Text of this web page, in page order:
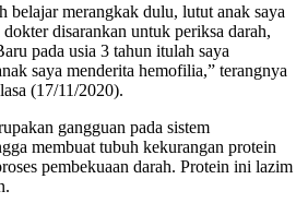
belajar merangkak dulu, lutut anak saya
disarankan untuk periksa darah,
pada usia 3 tahun itulah saya
saya menderita hemofilia,” terangnya
(17/11/2020).
gangguan pada sistem
membuat tubuh kekurangan protein
pembekuaan darah. Protein ini lazim